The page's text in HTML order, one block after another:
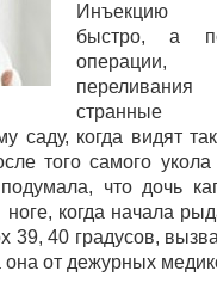
Инъекцию
быстро, а
странные
саду, когда видят
того самого
что дочь
когда начала
39, 40 градусов,
от дежурных